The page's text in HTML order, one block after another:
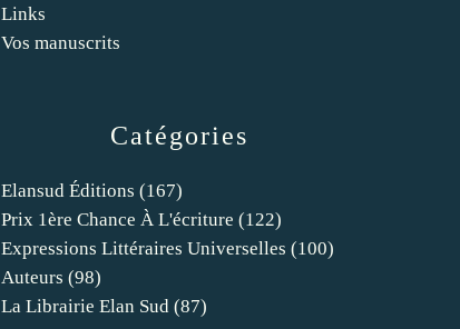
Catégories
Elansud Éditions (167)
Prix 1ère Chance À L'écriture (122)
Expressions Littéraires Universelles (100)
Auteurs (98)
La Librairie Elan Sud (87)
Links
Vos manuscrits